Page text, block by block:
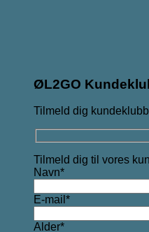
ØL2GO
Tilmeld dig
Tilmeld dig til vores
Navn*
E-mail*
Alder*